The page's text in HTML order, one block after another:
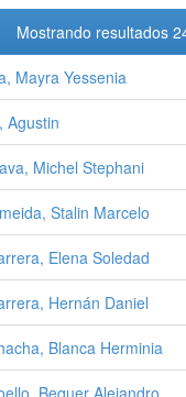
Mostrando resultados
Mayra Yessenia
Agustin
Michel Stephani
Stalin Marcelo
Elena Soledad
Hernán Daniel
Blanca Herminia
Bequer Alejandro